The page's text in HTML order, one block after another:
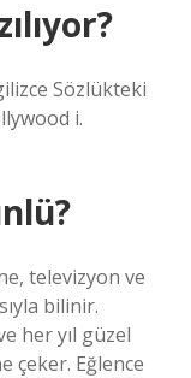
Sözlükteki
i.
televizyon ve
bilinir.
her yıl güzel
çeker. Eğlence